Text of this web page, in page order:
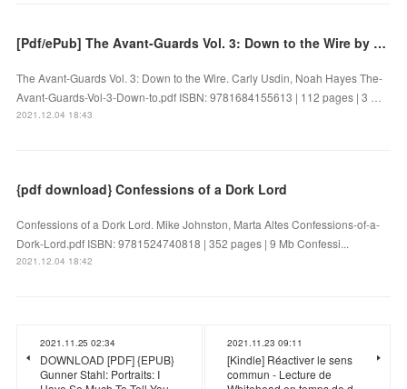
[Pdf/ePub] The Avant-Guards Vol. 3: Down to the Wire by Carly Usdin, Noah Hayes download ebook
The Avant-Guards Vol. 3: Down to the Wire. Carly Usdin, Noah Hayes The-
Avant-Guards-Vol-3-Down-to.pdf ISBN: 9781684155613 | 112 pages | 3 …
2021.12.04 18:43
{pdf download} Confessions of a Dork Lord
Confessions of a Dork Lord. Mike Johnston, Marta Altes Confessions-of-a-
Dork-Lord.pdf ISBN: 9781524740818 | 352 pages | 9 Mb Confessi...
2021.12.04 18:42
2021.11.25 02:34
DOWNLOAD [PDF] {EPUB}
Gunner Stahl: Portraits: I
2021.11.23 09:11
[Kindle] Réactiver le sens
commun - Lecture de